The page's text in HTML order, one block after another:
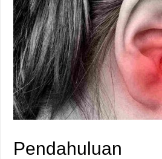
Pendahuluan